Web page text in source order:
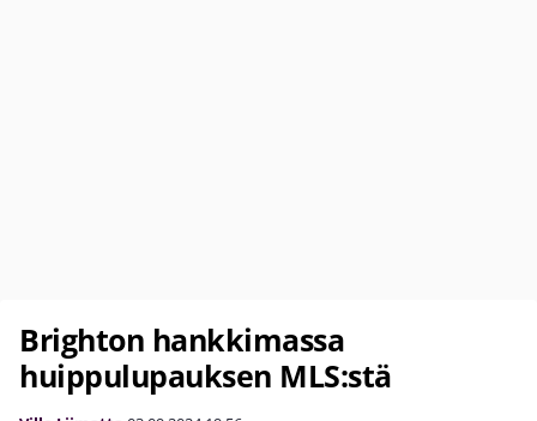
Brighton hankkimassa
huippulupauksen MLS:stä